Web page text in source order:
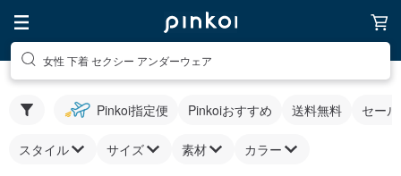
女性 下着 セクシー アンダーウェア
Pinkoi指定便 Pinkoiおすすめ 送料無料 セー
スタイル サイズ 素材 カラー